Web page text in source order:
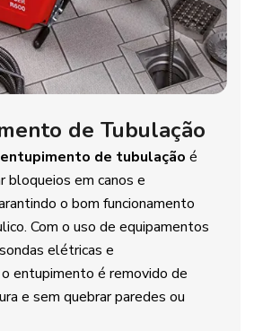
de Tubulação
de tubulação é
bloqueios em canos e
o bom funcionamento
Com o uso de equipamentos
elétricas e
entupimento é removido de
e sem quebrar paredes ou